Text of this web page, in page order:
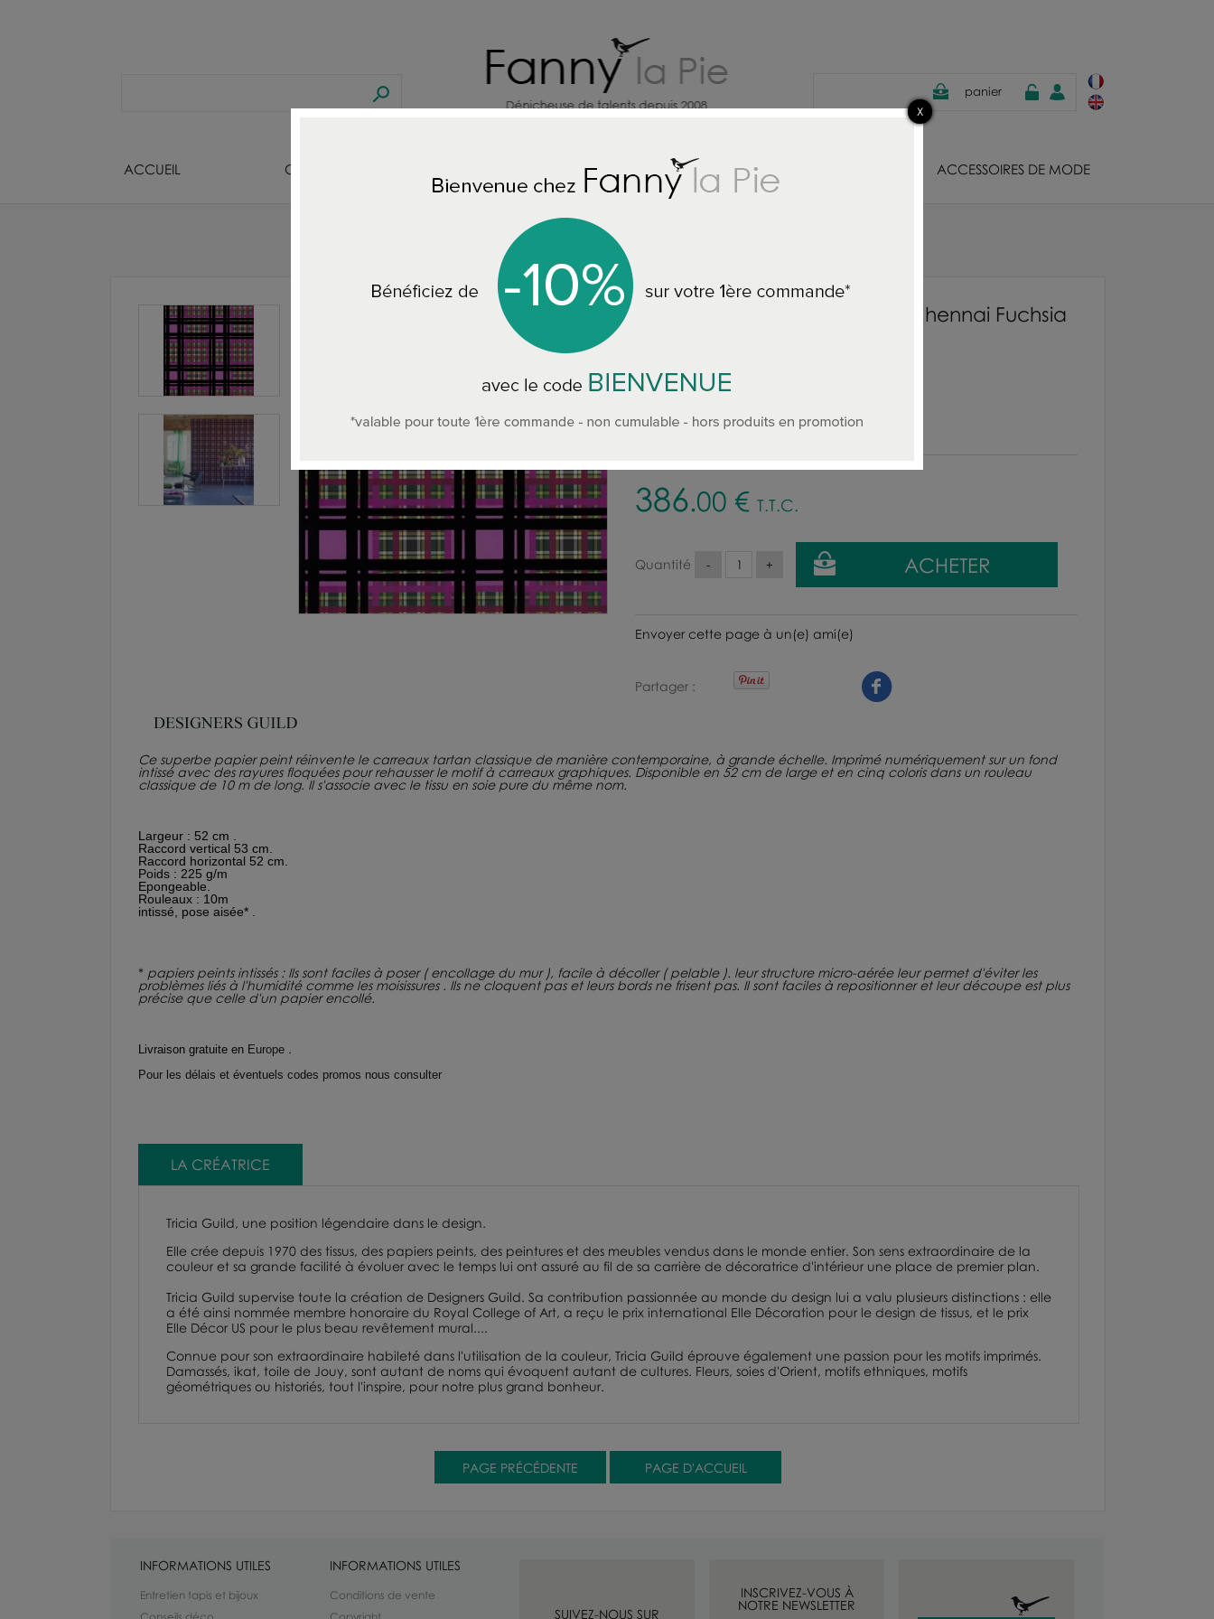
panier
ACCUEIL CREATEURS BIJOUX CREATEURS DECO MAISON ACCESSOIRES DE MODE
Designers Guild papier peint Chennai Fuchsia
Designers Guild papier peint Chennai Fuchsia
386.00 € T.T.C.
Quantité
Envoyer cette page à un(e) ami(e)
Partager
Ce superbe papier peint réinvente le carreaux tartan classique de manière contemporaine, à grande échelle. Imprimé numériquement sur un fond
intissé avec des rayures floquées pour rehausser le motif à carreaux graphiques. Disponible en 52 cm de large et en cinq coloris dans un rouleau
classique de 10 m de long. Il s'associe avec le tissu en soie pure du même nom.
Largeur : 52 cm .
Raccord vertical 53 cm.
Raccord horizontal 52 cm.
Poids : 225 g/m
Epongeable.
Rouleaux : 10m
intissé, pose aisée* .
* papiers peints intissés : Ils sont faciles à poser ( encollage du mur ), facile à décoller ( pelable ). leur structure micro-aérée leur permet d'éviter les
problèmes liés à l'humidité comme les moisissures . Ils ne cloquent pas et leurs bords ne frisent pas. Il sont faciles à repositionner et leur découpe est plus
précise que celle d'un papier encollé.
Livraison gratuite en Europe .
Pour les délais et éventuels codes promos nous consulter
LA CRÉATRICE
Tricia Guild, une position légendaire dans le design.
Elle crée depuis 1970 des tissus, des papiers peints, des peintures et des meubles vendus dans le monde entier. Son sens extraordinaire de la
couleur et sa grande facilité à évoluer avec le temps lui ont assuré au fil de sa carrière de décoratrice d'intérieur une place de premier plan.
Tricia Guild supervise toute la création de Designers Guild. Sa contribution passionnée au monde du design lui a valu plusieurs distinctions : elle
a été ainsi nommée membre honoraire du Royal College of Art, a reçu le prix international Elle Décoration pour le design de tissus, et le prix
Elle Décor US pour le plus beau revêtement mural....
Connue pour son extraordinaire habileté dans l'utilisation de la couleur, Tricia Guild éprouve également une passion pour les motifs imprimés.
Damassés, ikat, toile de Jouy, sont autant de noms qui évoquent autant de cultures. Fleurs, soies d'Orient, motifs ethniques, motifs
géométriques ou historiés, tout l'inspire, pour notre plus grand bonheur.
INFORMATIONS UTILES
Entretien tapis et bijoux
INFORMATIONS UTILES
Conditions de vente
SUIVEZ-NOUS SUR
INSCRIVEZ-VOUS À
NOTRE NEWSLETTER